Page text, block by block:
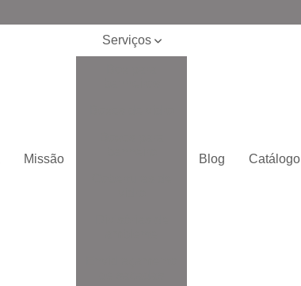
Missão
Serviços
Blog Catálogo